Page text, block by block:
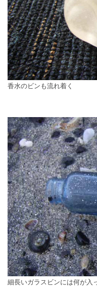
香水のビンも流れ着く
細長いガラスビンには何が入